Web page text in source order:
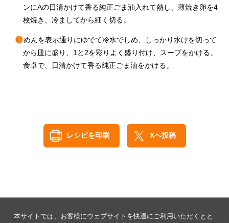
ンにAの日清かけて香る純正ごま油入れて熱し、薄焼き卵を4
枚焼き、冷ましてから細く切る。
❸めんを表示通りにゆでて冷水でしめ、しっかり水けを切って
から皿に盛り、1と2を彩りよく盛り付け、スープをかける。
食卓で、日清かけて香る純正ごま油をかける。
レシピを印刷 Xへ投稿
公告 ヘルプ
本サイトでは、お客様にウェブサイトを快適にご利用いただくとと